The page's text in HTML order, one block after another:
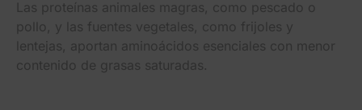
Las proteínas animales magras, como pescado o
pollo, y las fuentes vegetales, como frijoles y
lentejas, aportan aminoácidos esenciales con menor
contenido de grasas saturadas.